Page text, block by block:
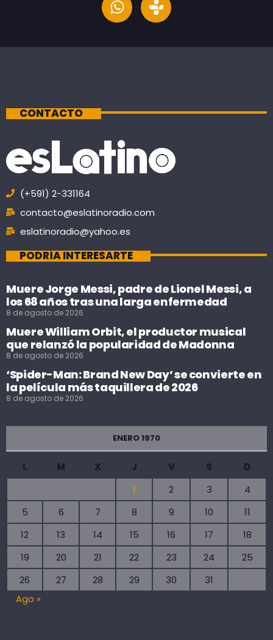
CONTACTO
(+591) 2-331164
contacto@eslatinoradio.com
eslatinoradio@yahoo.es
PODRÍA INTERESARTE
Muere Jorge Messi, padre de Lionel Messi, a
los 68 años tras una larga enfermedad
8 de agosto de 2026
Muere William Orbit, el productor musical
que relanzó la popularidad de Madonna
8 de agosto de 2026
‘Spider-Man: Brand New Day’ se convierte en
la película más taquillera de 2026
8 de agosto de 2026
ENERO 1970
L M X J V S
D
1
2 3
4
5
6 7 8 9 10
11
12
13 14 15 16 17
18
19
20 21 22 23 24
25
26
27 28 29 30
31
Ago »